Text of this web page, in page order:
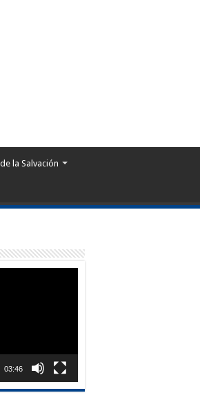
la Salvación
03:46